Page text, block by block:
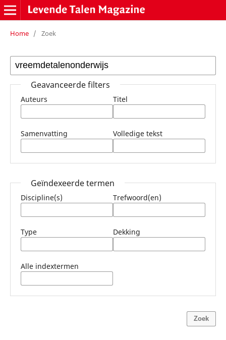
Home / Zoek
Geavanceerde filters
Auteurs Titel
Samenvatting Volledige tekst
Geïndexeerde termen
Discipline(s) Trefwoord(en)
Type Dekking
Alle indextermen
Zoek